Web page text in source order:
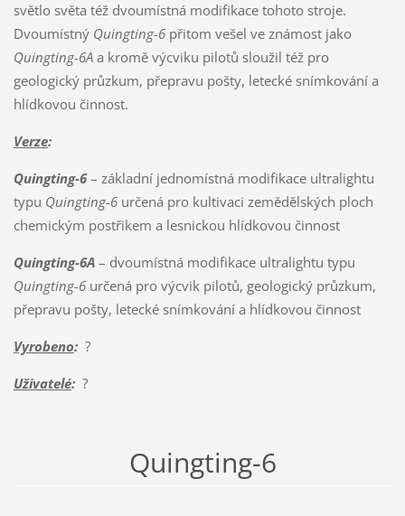
světlo světa též dvoumístná modifikace tohoto stroje.
Dvoumístný Quingting-6 přitom vešel ve známost jako
Quingting-6Aa kromě výcviku pilotů sloužil též pro
geologický průzkum, přepravu pošty, letecké snímkování a
hlídkovou činnost.
Verze:
Quingting-6– základní jednomístná modifikace ultralightu
typu Quingting-6určená pro kultivaci zemědělských ploch
chemickým postřikem a lesnickou hlídkovou činnost
Quingting-6A– dvoumístná modifikace ultralightu typu
Quingting-6určená pro výcvik pilotů, geologický průzkum,
přepravu pošty, letecké snímkování a hlídkovou činnost
Vyrobeno:?
Uživatelé:?
Quingting-6